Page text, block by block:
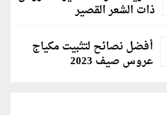
ذات الشعر القصير
أفضل نصائح لتثبيت مكياج
عروس صيف 2023